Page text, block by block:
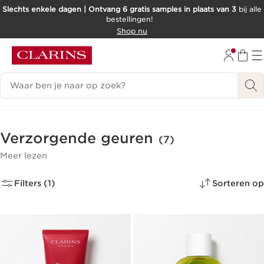
DOORGAAN NAAR INHOUD
Slechts enkele dagen | Ontvang 6 gratis samples in plaats van 3 bij alle
bestellingen!
Shop nu
Zoekgeschiedenis
Verzorgende geuren (7)
Meer lezen
Filters (1) Sorteren op